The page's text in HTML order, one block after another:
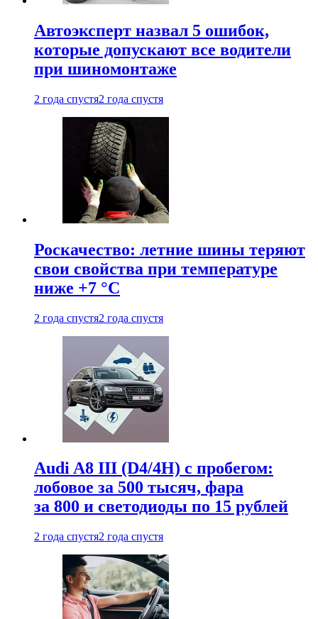
Автоэксперт назвал 5 ошибок,
которые допускают все водители
при шиномонтаже
2 года спустя2 года спустя
Роскачество: летние шины теряют
свои свойства при температуре
ниже +7 °C
2 года спустя2 года спустя
Audi A8 III (D4/4H) c пробегом:
лобовое за 500 тысяч, фара
за 800 и светодиоды по 15 рублей
2 года спустя2 года спустя